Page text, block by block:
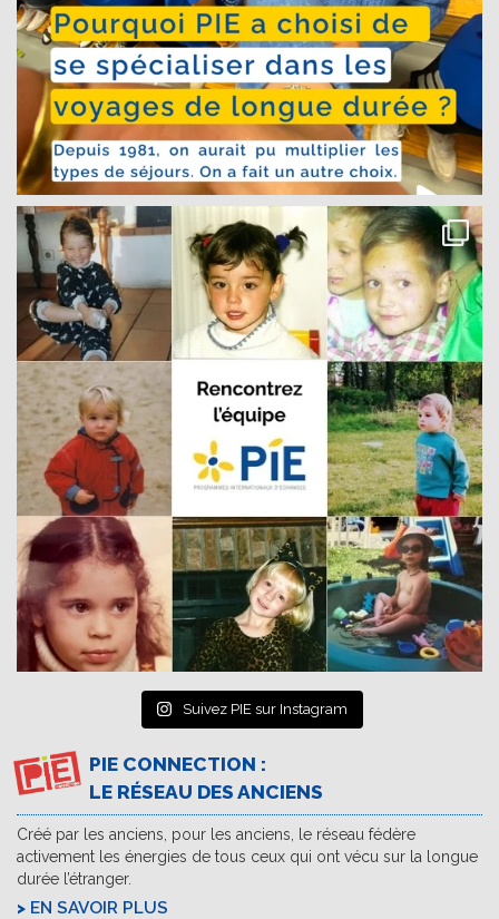
Suivez PIE sur Instagram
PIE CONNECTION :
LE RÉSEAU DES ANCIENS
Créé par les anciens, pour les anciens, le réseau fédère
activement les énergies de tous ceux qui ont vécu sur la longue
durée l’étranger.
EN SAVOIR PLUS